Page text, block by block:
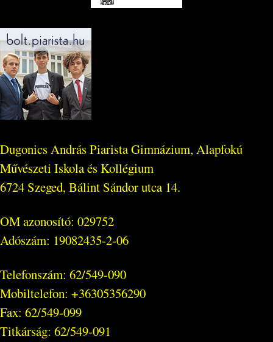
Dugonics András Piarista Gimnázium, Alapfokú
Művészeti Iskola és Kollégium
6724 Szeged, Bálint Sándor utca 14.
OM azonosító: 029752
Adószám: 19082435-2-06
Telefonszám: 62/549-090
Mobiltelefon: +36305356290
Fax: 62/549-099
Titkárság: 62/549-091